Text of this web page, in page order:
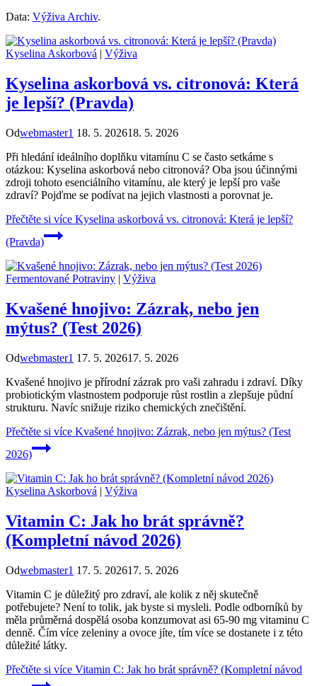
Data: Výživa Archiv.
Kyselina Askorbová | Výživa
Kyselina askorbová vs. citronová: Která
je lepší? (Pravda)
Odwebmaster1 18. 5. 202618. 5. 2026
Při hledání ideálního doplňku vitamínu C se často setkáme s
otázkou: Kyselina askorbová nebo citronová? Oba jsou účinnými
zdroji tohoto esenciálního vitamínu, ale který je lepší pro vaše
zdraví? Pojďme se podívat na jejich vlastnosti a porovnat je.
Přečtěte si více Kyselina askorbová vs. citronová: Která je lepší?
(Pravda)
Fermentované Potraviny | Výživa
Kvašené hnojivo: Zázrak, nebo jen
mýtus? (Test 2026)
Odwebmaster1 17. 5. 202617. 5. 2026
Kvašené hnojivo je přírodní zázrak pro vaši zahradu i zdraví. Díky
probiotickým vlastnostem podporuje růst rostlin a zlepšuje půdní
strukturu. Navíc snižuje riziko chemických znečištění.
Přečtěte si více Kvašené hnojivo: Zázrak, nebo jen mýtus? (Test
2026)
Kyselina Askorbová | Výživa
Vitamin C: Jak ho brát správně?
(Kompletní návod 2026)
Odwebmaster1 17. 5. 202617. 5. 2026
Vitamin C je důležitý pro zdraví, ale kolik z něj skutečně
potřebujete? Není to tolik, jak byste si mysleli. Podle odborníků by
měla průměrná dospělá osoba konzumovat asi 65-90 mg vitaminu C
denně. Čím více zeleniny a ovoce jíte, tím více se dostanete i z této
důležité látky.
Přečtěte si více Vitamin C: Jak ho brát správně? (Kompletní návod